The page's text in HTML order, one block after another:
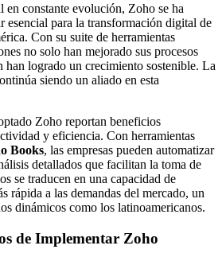
en constante evolución, Zoho se ha
esencial para la transformación digital de
Con su suite de herramientas
no solo han mejorado sus procesos
han logrado un crecimiento sostenible. La
siendo un aliado en esta
Zoho reportan beneficios
y eficiencia. Con herramientas
Books, las empresas pueden automatizar
detallados que facilitan la toma de
se traducen en una capacidad de
rápida a las demandas del mercado, un
dinámicos como los latinoamericanos.
de Implementar Zoho